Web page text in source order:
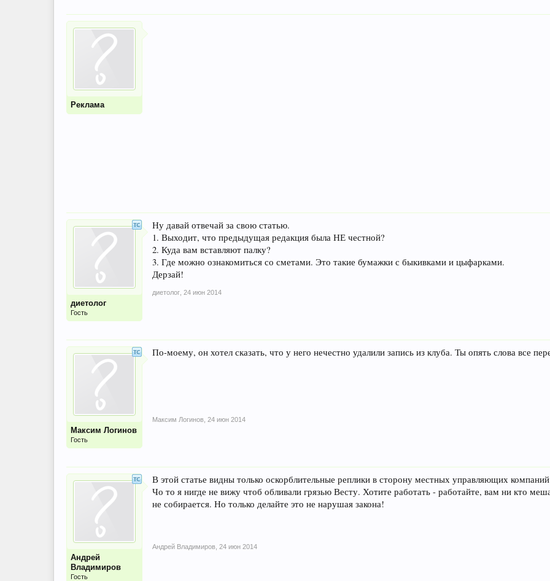
Реклама
диетолог
Гость
Ну давай отвечай за свою статью.
1. Выходит, что предыдущая редакция была НЕ честной?
2. Куда вам вставляют палку?
3. Где можно ознакомиться со сметами. Это такие бумажки с быкивками и цыфарками.
Дерзай!
диетолог 24 июн 2014
Максим Логинов
Гость
По-моему, он хотел сказать, что у него нечестно удалили запись из клуба. Ты опять слова все
Максим Логинов 24 июн 2014
Андрей
Владимиров
Гость
В этой статье видны только оскорблительные реплики в сторону местных управляющих
Чо то я нигде не вижу чтоб обливали грязью Весту. Хотите работать - работайте, вам ни кто
не собирается. Но только делайте это не нарушая закона!
Андрей Владимиров 24 июн 2014